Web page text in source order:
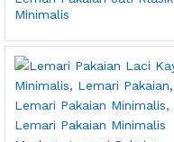
Minimalis